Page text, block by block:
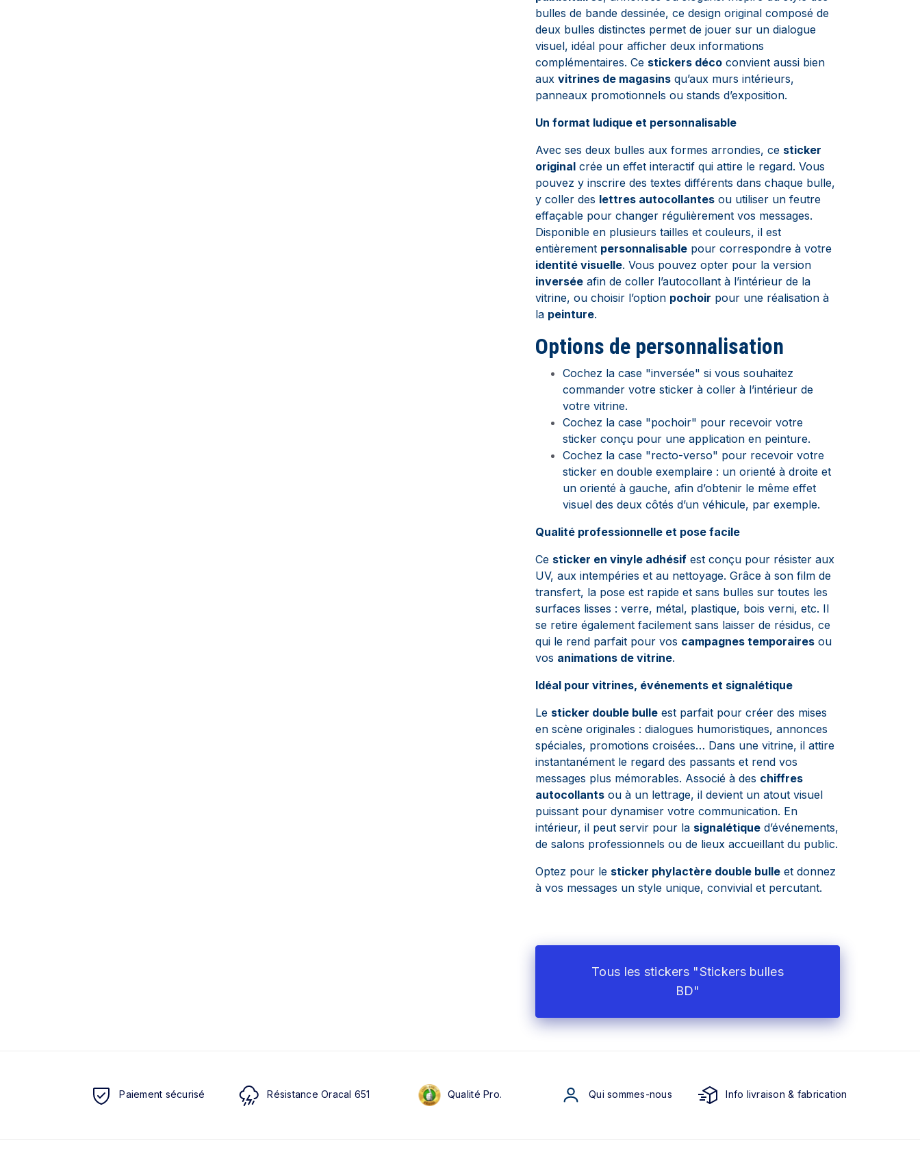
bulles de bande dessinée, ce design original composé de
deux bulles distinctes permet de jouer sur un dialogue
visuel, idéal pour afficher deux informations
complémentaires. Ce stickers déco convient aussi bien
aux vitrines de magasins qu’aux murs intérieurs,
panneaux promotionnels ou stands d’exposition.
Un format ludique et personnalisable
Avec ses deux bulles aux formes arrondies, ce sticker
original crée un effet interactif qui attire le regard. Vous
pouvez y inscrire des textes différents dans chaque bulle,
y coller des lettres autocollantes ou utiliser un feutre
effaçable pour changer régulièrement vos messages.
Disponible en plusieurs tailles et couleurs, il est
entièrement personnalisable pour correspondre à votre
identité visuelle. Vous pouvez opter pour la version
inversée afin de coller l’autocollant à l’intérieur de la
vitrine, ou choisir l’option pochoir pour une réalisation à
la peinture.
Options de personnalisation
Cochez la case "inversée" si vous souhaitez
commander votre sticker à coller à l’intérieur de
votre vitrine.
Cochez la case "pochoir" pour recevoir votre
sticker conçu pour une application en peinture.
Cochez la case "recto-verso" pour recevoir votre
sticker en double exemplaire : un orienté à droite et
un orienté à gauche, afin d’obtenir le même effet
visuel des deux côtés d’un véhicule, par exemple.
Qualité professionnelle et pose facile
Ce sticker en vinyle adhésif est conçu pour résister aux
UV, aux intempéries et au nettoyage. Grâce à son film de
transfert, la pose est rapide et sans bulles sur toutes les
surfaces lisses : verre, métal, plastique, bois verni, etc. Il
se retire également facilement sans laisser de résidus, ce
qui le rend parfait pour vos campagnes temporaires ou
vos animations de vitrine.
Idéal pour vitrines, événements et signalétique
Le sticker double bulle est parfait pour créer des mises
en scène originales : dialogues humoristiques, annonces
spéciales, promotions croisées… Dans une vitrine, il attire
instantanément le regard des passants et rend vos
messages plus mémorables. Associé à des chiffres
autocollants ou à un lettrage, il devient un atout visuel
puissant pour dynamiser votre communication. En
intérieur, il peut servir pour la signalétique d’événements,
de salons professionnels ou de lieux accueillant du public.
Optez pour le sticker phylactère double bulle et donnez
à vos messages un style unique, convivial et percutant.
Tous les stickers "Stickers bulles
BD"
Paiement sécurisé Résistance Oracal 651 Qualité Pro. Qui sommes-nous Info livraison & fabrication